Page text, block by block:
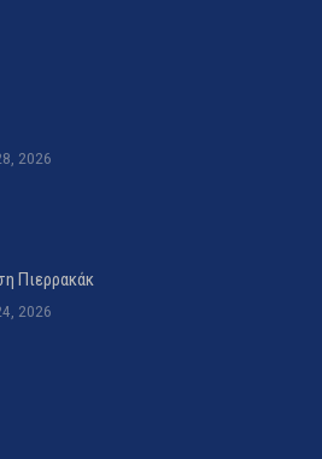
2026
Πιερρακάκ
2026